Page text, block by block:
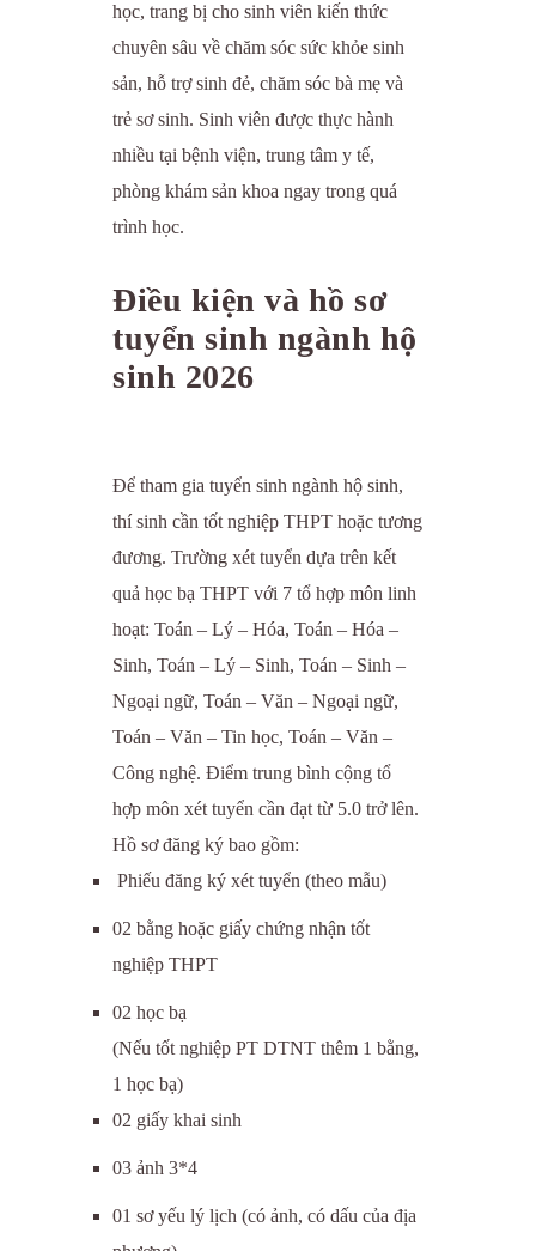
học, trang bị cho sinh viên kiến thức
chuyên sâu về chăm sóc sức khỏe sinh
sản, hỗ trợ sinh đẻ, chăm sóc bà mẹ và
trẻ sơ sinh. Sinh viên được thực hành
nhiều tại bệnh viện, trung tâm y tế,
phòng khám sản khoa ngay trong quá
trình học.
Điều kiện và hồ sơ
tuyển sinh ngành hộ
sinh 2026
Để tham gia tuyển sinh ngành hộ sinh,
thí sinh cần tốt nghiệp THPT hoặc tương
đương. Trường xét tuyển dựa trên kết
quả học bạ THPT với 7 tổ hợp môn linh
hoạt: Toán – Lý – Hóa, Toán – Hóa –
Sinh, Toán – Lý – Sinh, Toán – Sinh –
Ngoại ngữ, Toán – Văn – Ngoại ngữ,
Toán – Văn – Tin học, Toán – Văn –
Công nghệ. Điểm trung bình cộng tổ
hợp môn xét tuyển cần đạt từ 5.0 trở lên.
Hồ sơ đăng ký bao gồm:
Phiếu đăng ký xét tuyển (theo mẫu)
02 bằng hoặc giấy chứng nhận tốt
nghiệp THPT
02 học bạ
(Nếu tốt nghiệp PT DTNT thêm 1 bằng,
1 học bạ)
02 giấy khai sinh
03 ảnh 3*4
01 sơ yếu lý lịch (có ảnh, có dấu của địa